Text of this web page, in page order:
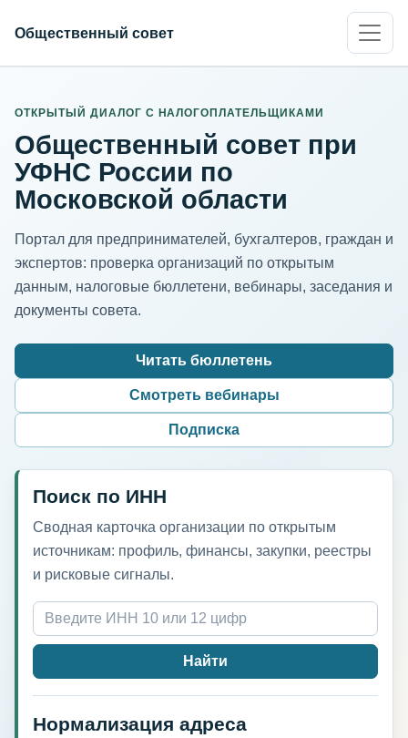
Общественный совет
ОТКРЫТЫЙ ДИАЛОГ С НАЛОГОПЛАТЕЛЬЩИКАМИ
Общественный совет при
УФНС России по
Московской области
Портал для предпринимателей, бухгалтеров, граждан и
экспертов: проверка организаций по открытым
данным, налоговые бюллетени, вебинары, заседания и
документы совета.
Читать бюллетень
Смотреть вебинары
Подписка
Поиск по ИНН
Сводная карточка организации по открытым
источникам: профиль, финансы, закупки, реестры
и рисковые сигналы.
ИНН организации
Найти
Нормализация адреса
Адрес для нормализации